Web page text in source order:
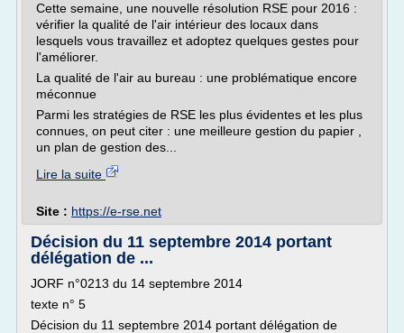
Cette semaine, une nouvelle résolution RSE pour 2016 :
vérifier la qualité de l'air intérieur des locaux dans
lesquels vous travaillez et adoptez quelques gestes pour
l'améliorer.
La qualité de l'air au bureau : une problématique encore
méconnue
Parmi les stratégies de RSE les plus évidentes et les plus
connues, on peut citer : une meilleure gestion du papier ,
un plan de gestion des...
Lire la suite
Site : https://e-rse.net
Décision du 11 septembre 2014 portant
délégation de ...
JORF n°0213 du 14 septembre 2014
texte n° 5
Décision du 11 septembre 2014 portant délégation de